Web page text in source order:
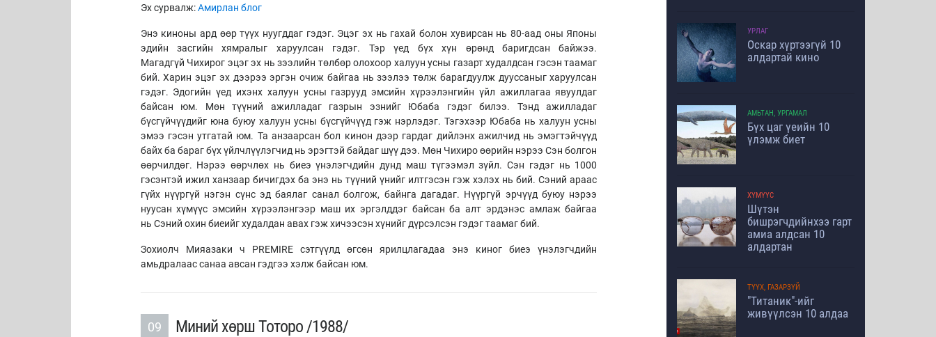
Эх сурвалж:Амирлан блог
Энэ киноны ард өөр түүх нуугддаг гэдэг. Эцэг эх нь гахай болон хувирсан нь 80-аад оны Японы
эдийн засгийн хямралыг харуулсан гэдэг. Тэр үед бүх хүн өрөнд баригдсан байжээ.
Магадгүй Чихирог эцэг эх нь зээлийн төлбөр олохоор халуун усны газарт худалдсан гэсэн таамаг
бий. Харин эцэг эх дээрээ эргэн очиж байгаа нь зээлээ төлж барагдуулж дууссаныг харуулсан
гэдэг. Эдогийн үед ихэнх халуун усны газрууд эмсийн хүрээлэнгийн үйл ажиллагаа явуулдаг
байсан юм. Мөн түүний ажилладаг газрын эзнийг Юбаба гэдэг билээ. Тэнд ажилладаг
бүсгүйчүүдийг юна буюу халуун усны бүсгүйчүүд гэж нэрлэдэг. Тэгэхээр Юбаба нь халуун усны
эмээ гэсэн утгатай юм. Та анзаарсан бол кинон дээр гардаг дийлэнх ажилчид нь эмэгтэйчүүд
байх ба бараг бүх үйлчлүүлэгчид нь эрэгтэй байдаг шүү дээ. Мөн Чихиро өөрийн нэрээ Сэн болгон
өөрчилдөг. Нэрээ өөрчлөх нь биеэ үнэлэгчдийн дунд маш түгээмэл зүйл. Сэн гэдэг нь 1000
гэсэнтэй ижил ханзаар бичигдэх ба энэ нь түүний үнийг илтгэсэн гэж хэлэх нь бий. Сэний араас
гүйх нүүргүй нэгэн сүнс эд баялаг санал болгож, байнга дагадаг. Нүүргүй эрчүүд буюу нэрээ
нуусан хүмүүс эмсийн хүрээлэнгээр маш их эргэлддэг байсан ба алт эрдэнэс амлаж байгаа
нь Сэний охин биеийг худалдан авах гэж хичээсэн хүнийг дүрсэлсэн гэдэг таамаг бий.
Зохиолч Мияазаки ч PREMIRE сэтгүүлд өгсөн ярилцлагадаа энэ киног биеэ үнэлэгчдийн
амьдралаас санаа авсан гэдгээ хэлж байсан юм.
09 Миний хөрш Тоторо /1988/
УРЛАГ
Оскар хүртээгүй 10
алдартай кино
АМЬТАН, УРГАМАЛ
Бүх цаг үеийн 10
үлэмж биет
ХҮМҮҮС
Шүтэн
бишрэгчдийнхээ гарт
амиа алдсан 10
алдартан
ТҮҮХ, ГАЗАРЗҮЙ
"Титаник"-ийг
живүүлсэн 10 алдаа